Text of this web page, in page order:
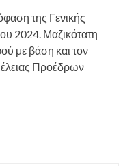
της Γενικής
2024. Μαζικότατη
με βάση και τον
Προέδρων